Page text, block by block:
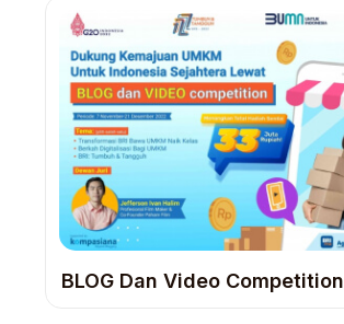
BLOG Dan Video Competition